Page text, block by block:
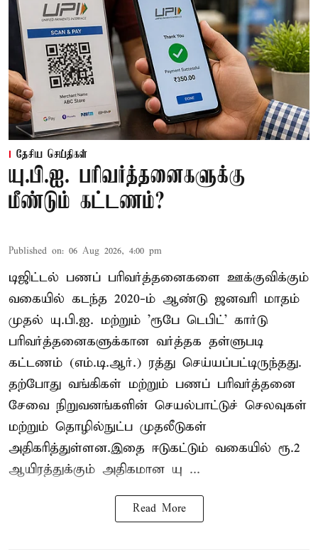
தேசிய செய்திகள்
யு.பி.ஐ. பரிவர்த்தனைகளுக்கு
மீண்டும் கட்டணம்?
Published on: 06 Aug 2026, 4:00 pm
டிஜிட்டல் பணப் பரிவர்த்தனைகளை ஊக்குவிக்கும்
வகையில் கடந்த 2020-ம் ஆண்டு ஜனவரி மாதம்
முதல் யு.பி.ஐ. மற்றும் 'ரூபே டெபிட்' கார்டு
பரிவர்த்தனைகளுக்கான வர்த்தக தள்ளுபடி
கட்டணம் (எம்.டி.ஆர்.) ரத்து செய்யப்பட்டிருந்தது.
தற்போது வங்கிகள் மற்றும் பணப் பரிவர்த்தனை
சேவை நிறுவனங்களின் செயல்பாட்டுச் செலவுகள்
மற்றும் தொழில்நுட்ப முதலீடுகள்
அதிகரித்துள்ளன.இதை ஈடுகட்டும் வகையில் ரூ.2
ஆயிரத்துக்கும் அதிகமான யு ...
Read More